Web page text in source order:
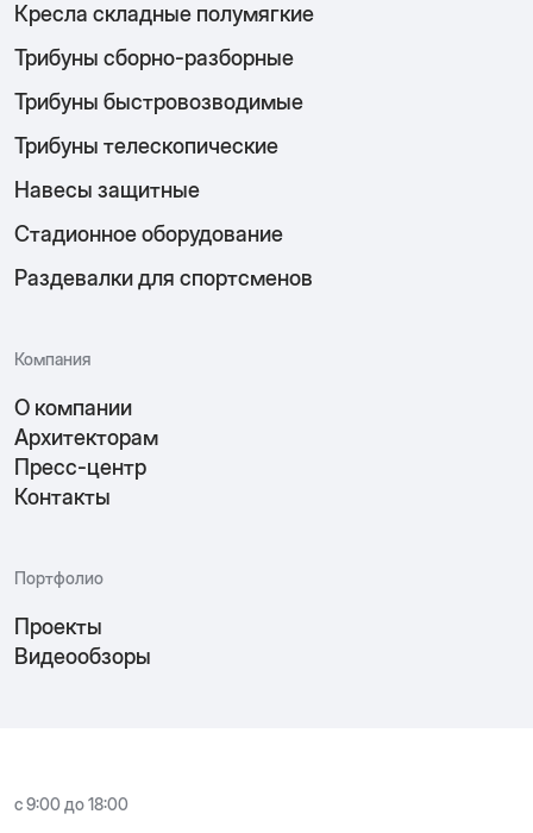
Кресла складные полумягкие
Трибуны сборно-разборные
Трибуны быстровозводимые
Трибуны телескопические
Навесы защитные
Стадионное оборудование
Раздевалки для спортсменов
Компания
О компании
Архитекторам
Пресс-центр
Контакты
Портфолио
Проекты
Видеообзоры
с 9:00 до 18:00